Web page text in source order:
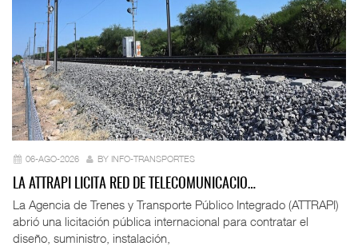
06-AGO-2026 BY INFO-TRANSPORTES
LA ATTRAPI LICITA RED DE TELECOMUNICACIO…
La Agencia de Trenes y Transporte Público Integrado (ATTRAPI)
abrió una licitación pública internacional para contratar el
diseño, suministro, instalación,